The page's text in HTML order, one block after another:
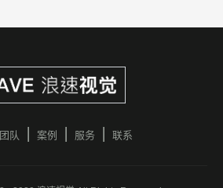
团队 案例 服务 联系